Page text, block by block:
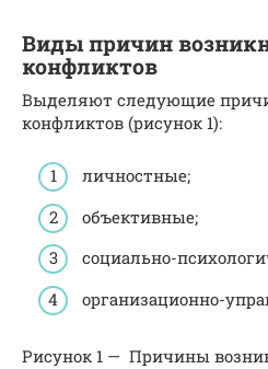
Виды причин
конфликтов
Выделяют следующие
конфликтов (рисунок 1):
личностные;
объективные;
социально-
организационно-
Рисунок 1 — Причины